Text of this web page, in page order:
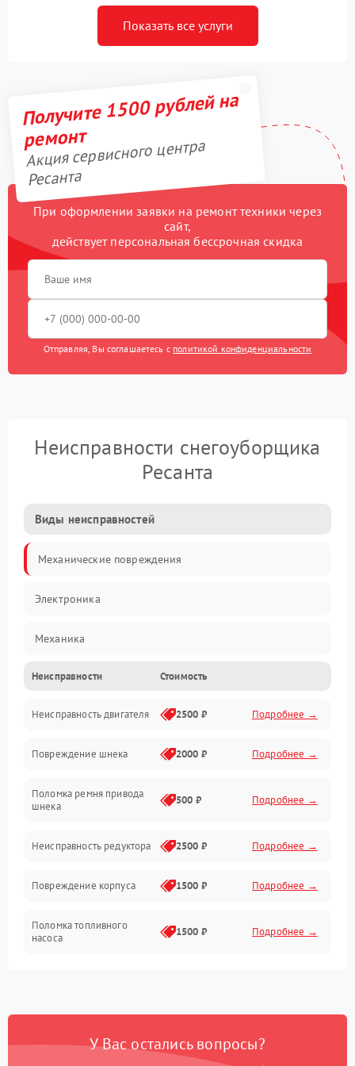
Показать все услуги
Получите 1500 рублей на
ремонт
Акция сервисного центра
Ресанта
При оформлении заявки на ремонт техники через
сайт,
действует персональная бессрочная скидка
Отправляя, Вы соглашаетесь с политикой конфиденциальности
Неисправности снегоуборщика
Ресанта
Виды неисправностей
Механические повреждения
Электроника
Механика
Трансмиссия
Электропитание
Двигатель
Неисправности Стоимость
Неисправность двигателя 2500 ₽ Подробнее →
Повреждение шнека 2000 ₽ Подробнее →
Поломка ремня привода
шнека
500 ₽ Подробнее →
Неисправность редуктора 2500 ₽ Подробнее →
Повреждение корпуса 1500 ₽ Подробнее →
Поломка топливного
насоса
1500 ₽ Подробнее →
карбюратора
Подробнее →
У Вас остались вопросы?